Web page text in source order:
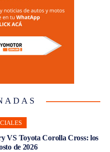
VS Toyota Corolla Cross: los
de 2026